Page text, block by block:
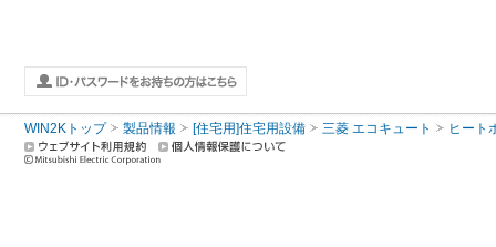
WIN2Kトップ 製品情報 [住宅用]住宅用設備 三菱 エコキュート ヒート